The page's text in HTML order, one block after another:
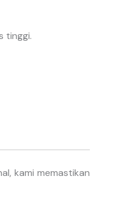
tinggi.
kami memastikan